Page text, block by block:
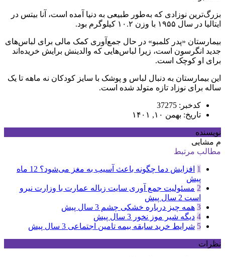
بزرگ‌ترین نوزادی که به‌طور طبیعی به دنیا آمده است، آنا بیتس در
ایتالیا در سال ۱۹۵۵ با وزن ۱۰.۲ کیلوگرم بود.
بیمارستان «پدر کلمبو» در حال جمع‌آوری کمک مالی برای لباس‌های
جدید انگرسون است، زیرا لباس‌هایی که والدینش برایش خریده‌اند
برای او کوچک است.
این بیمارستان به دنبال لباس و پوشک با سایز کودکان نه ماهه تا یک
ساله برای نوزاد تازه متولد شده است.
کدخبر: 37275
تاریخ: بهمن ۱۰, ۱۴۰۱
نویسنده
م مشایی
مطالب مرتبط
1 افزایش دما چگونه باعث آسیب به مغز می‌شود؟
12 ماه
پیش
2 مسئولیت جمع آوری سایت زباله عمارت با وزارت نیرو
است 2 سال پیش
3 همه چیز درباره خشکی چشم 3 سال پیش
4 دیگه شیر موز نخور 3 سال پیش
5 شرایط خرید سابقه بیمه تامین اجتماعی 3 سال پیش
نظرات